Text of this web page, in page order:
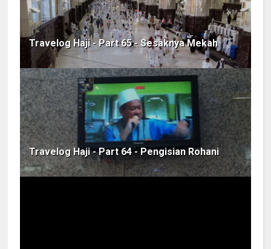
Travelog Haji - Part 65 - Sesaknya Mekah
Travelog Haji - Part 64 - Pengisian Rohani